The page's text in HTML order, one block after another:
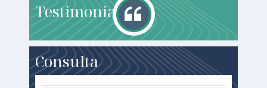
Testimonials
Consulta